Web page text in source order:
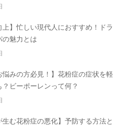
上】忙しい現代人におすすめ！ドラ
の魅力とは
悩みの方必見！】花粉症の症状を軽
ビーポーレンって何？
生む花粉症の悪化】予防する方法と